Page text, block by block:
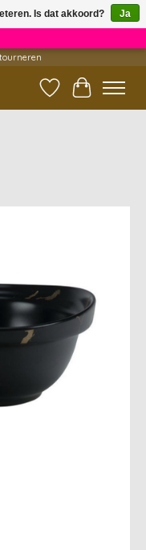
×
Verlanglijst
Is dat akkoord?
Ja